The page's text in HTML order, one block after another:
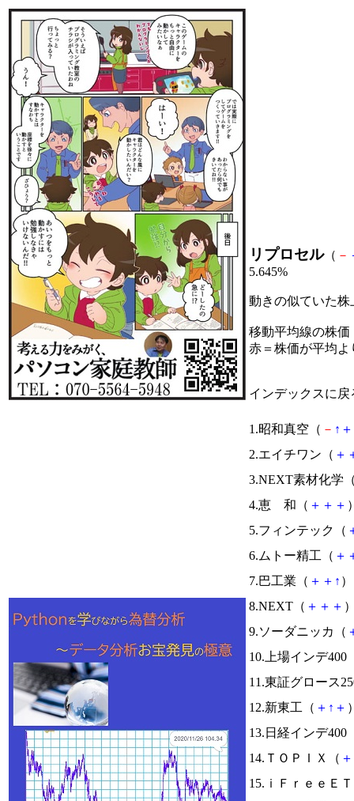
リプロセル（ －
5.645%
動きの似ていた
移動平均線の株価
赤＝株価が平均
インデックスに戻
1.昭和真空（ － ↑ ＋
2.エイチワン（ ＋
3.NEXT素材化学
4.恵 和（ ＋ ＋ ＋
5.フィンテック（
6.ムトー精工（ ＋
7.巴工業（ ＋ ＋ ↑
8.NEXT（ ＋ ＋ ＋
9.ソーダニッカ（
10.上場インデ400
11.東証グロース
12.新東工（ ＋ ↑ ＋
13.日経インデ400
14.ＴＯＰＩＸ（ ＋
15.ｉＦｒｅｅＥ